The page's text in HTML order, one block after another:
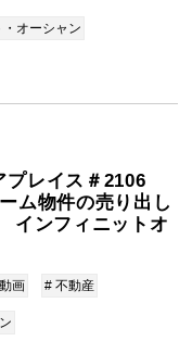
オーシャン
プレイス＃2106
ム物件の売り出し
インフィニットオ
画 # 不動産